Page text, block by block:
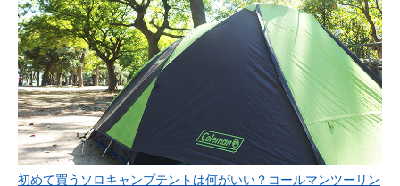
初めて買うソロキャンプテントは何がいい？コールマンツーリン